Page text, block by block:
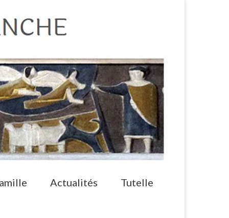
Actualités Tutelle